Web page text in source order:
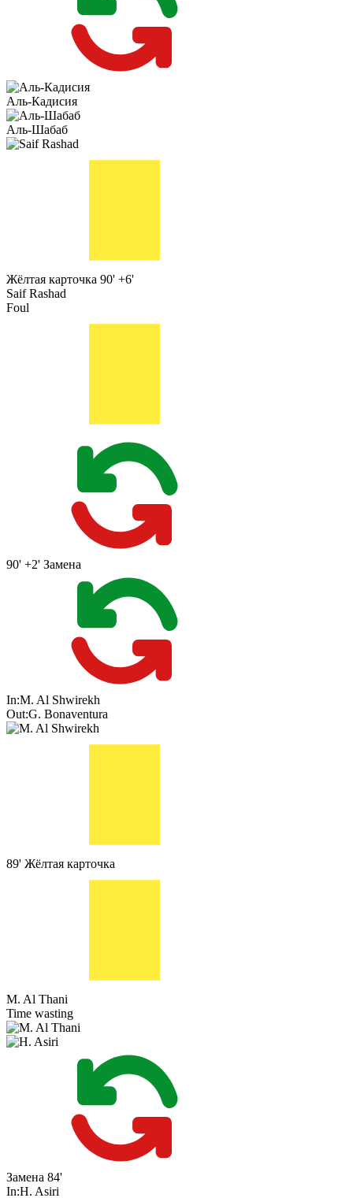
Аль-Кадисия
Аль-Шабаб
Жёлтая карточка 90' +6'
Saif Rashad
Foul
90' +2' Замена
In:M. Al Shwirekh
Out:G. Bonaventura
89' Жёлтая карточка
M. Al Thani
Time wasting
Замена 84'
In:H. Asiri